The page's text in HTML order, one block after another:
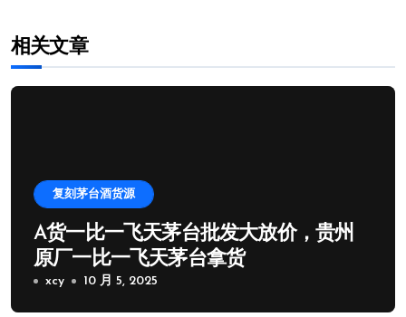
相关文章
复刻茅台酒货源
A货一比一飞天茅台批发大放价，贵州
原厂一比一飞天茅台拿货
xcy 10 月 5, 2025